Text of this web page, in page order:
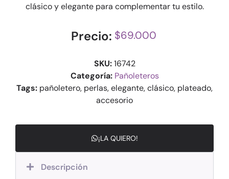
clásico y elegante para complementar tu estilo.
Precio: $69.000
SKU:16742
Categoría: Pañoleteros
Tags: pañoletero, perlas, elegante, clásico, plateado,
accesorio
¡LA QUIERO!
Descripción